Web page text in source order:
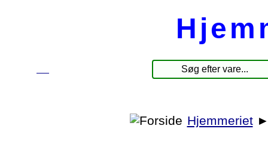
Hjemmeriet